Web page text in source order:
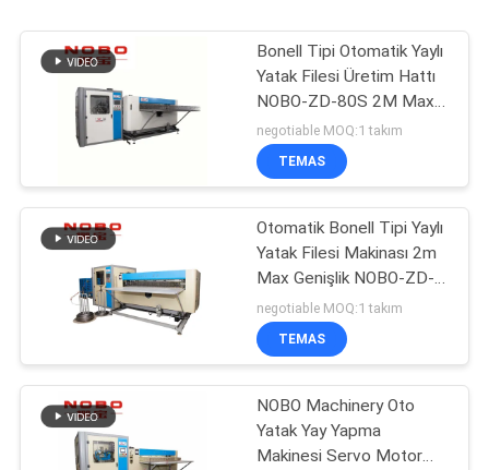
Bonell Tipi Otomatik Yaylı
Yatak Filesi Üretim Hattı
NOBO-ZD-80S 2M Max
Genişlik
negotiable MOQ:1 takım
TEMAS
Otomatik Bonell Tipi Yaylı
Yatak Filesi Makinası 2m
Max Genişlik NOBO-ZD-
100S
negotiable MOQ:1 takım
TEMAS
NOBO Machinery Oto
Yatak Yay Yapma
Makinesi Servo Motor